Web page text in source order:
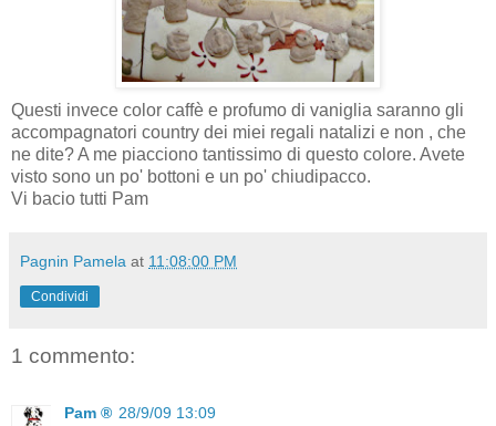
Questi invece color caffè e profumo di vaniglia saranno gli
accompagnatori country dei miei regali natalizi e non , che
ne dite? A me piacciono tantissimo di questo colore. Avete
visto sono un po' bottoni e un po' chiudipacco.
Vi bacio tutti Pam
Pagnin Pamela at 11:08:00 PM
Condividi
1 commento:
Pam ® 28/9/09 13:09